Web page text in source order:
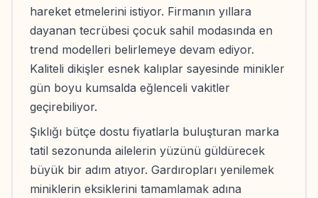
hareket etmelerini istiyor. Firmanın yıllara
dayanan tecrübesi çocuk sahil modasında en
trend modelleri belirlemeye devam ediyor.
Kaliteli dikişler esnek kalıplar sayesinde minikler
gün boyu kumsalda eğlenceli vakitler
geçirebiliyor.
Şıklığı bütçe dostu fiyatlarla buluşturan marka
tatil sezonunda ailelerin yüzünü güldürecek
büyük bir adım atıyor. Gardıropları yenilemek
miniklerin eksiklerini tamamlamak adına